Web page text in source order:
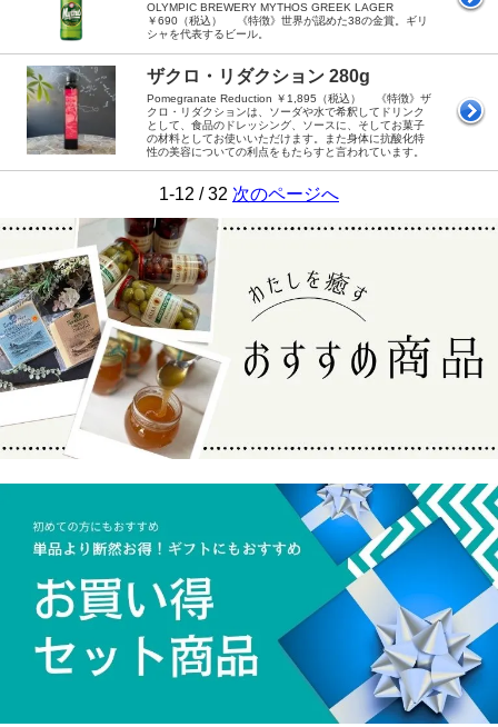
OLYMPIC BREWERY MYTHOS GREEK LAGER
￥690（税込） 《特徴》世界が認めた38の金賞。ギリ
シャを代表するビール。
ザクロ・リダクション 280g
Pomegranate Reduction ￥1,895（税込） 《特徴》ザ
クロ・リダクションは、ソーダや水で希釈してドリンク
として、食品のドレッシング、ソースに、そしてお菓子
の材料としてお使いいただけます。また身体に抗酸化特
性の美容についての利点をもたらすと言われています。
1-12 / 32 次のページへ